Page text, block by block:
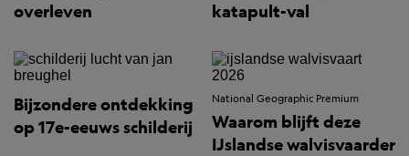
overleven
katapult-val
Bijzondere ontdekking
op 17e-eeuws schilderij
National Geographic Premium
Waarom blijft deze
IJslandse walvisvaarder